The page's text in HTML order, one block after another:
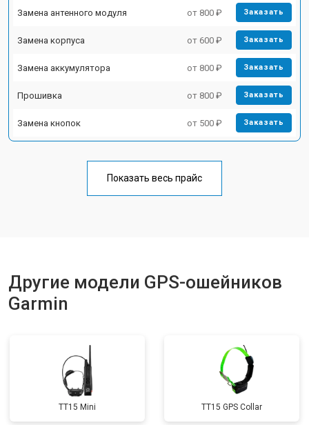
Замена антенного модуля от 800 ₽ Заказать
Замена корпуса от 600 ₽ Заказать
Замена аккумулятора от 800 ₽ Заказать
Прошивка от 800 ₽ Заказать
Замена кнопок от 500 ₽ Заказать
Показать весь прайс
Другие модели GPS-ошейников
Garmin
TT15 Mini TT15 GPS Collar